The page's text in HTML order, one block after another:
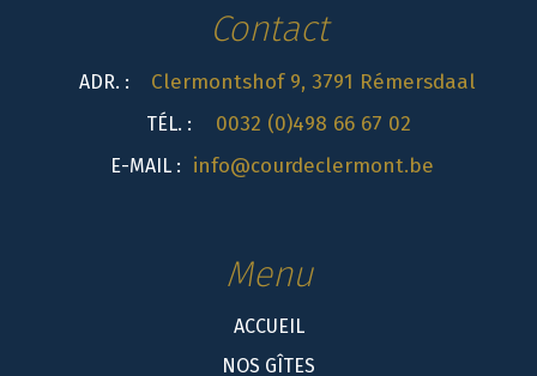
Contact
ADR. : Clermontshof 9, 3791 Rémersdaal
TÉL. : 0032 (0)498 66 67 02
E-MAIL : info@courdeclermont.be
Menu
ACCUEIL
NOS GÎTES